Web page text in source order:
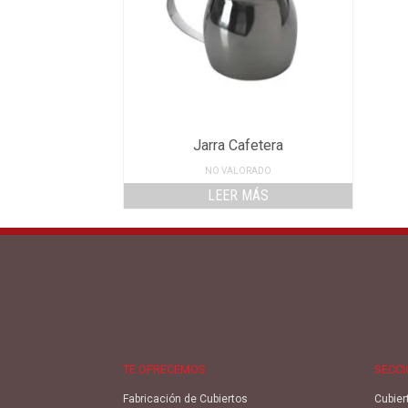
Jarra Cafetera
NO VALORADO
LEER MÁS
TE OFRECEMOS
Fabricación de Cubiertos